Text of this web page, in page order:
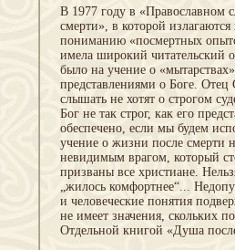
В 1977 году в «Православном
смерти», в которой
пониманию «посмертных
имела широкий читательский
было на учение о
представлениями о Боге.
слышать не хотят о строгом
Бог не так строг, как его
обеспечено, если мы будем
учение о жизни после смерти
невидимым врагом, который
призваны все христиане.
„жилось комфортнее“...
и человеческие понятия
не имеет значения, скольких
Отдельной книгой «Душа